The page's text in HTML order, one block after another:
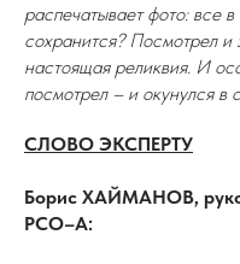
распечатывает фото: все
сохранится? Посмотрел и
настоящая реликвия. И
посмотрел – и окунулся в
СЛОВО ЭКСПЕРТУ
Борис ХАЙМАНОВ,
РСО–А: